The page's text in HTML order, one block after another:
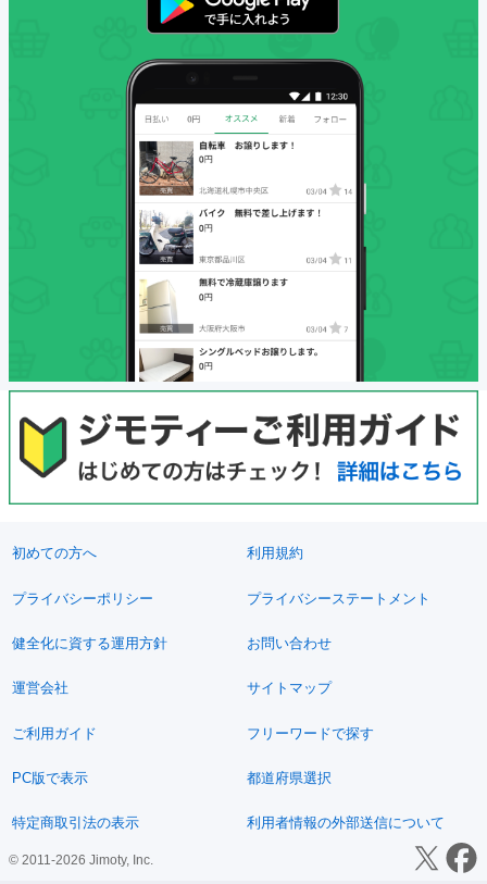
初めての方へ 利用規約
プライバシーポリシー プライバシーステートメント
健全化に資する運用方針 お問い合わせ
運営会社 サイトマップ
ご利用ガイド フリーワードで探す
PC版で表示 都道府県選択
特定商取引法の表示 利用者情報の外部送信について
© 2011-2026 Jimoty, Inc.